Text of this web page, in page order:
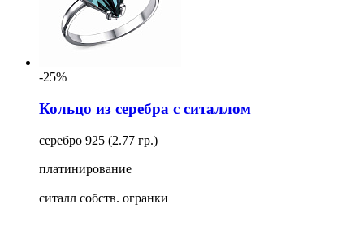
-25%
Кольцо из серебра с ситаллом
серебро 925 (2.77 гр.)
платинирование
ситалл собств. огранки